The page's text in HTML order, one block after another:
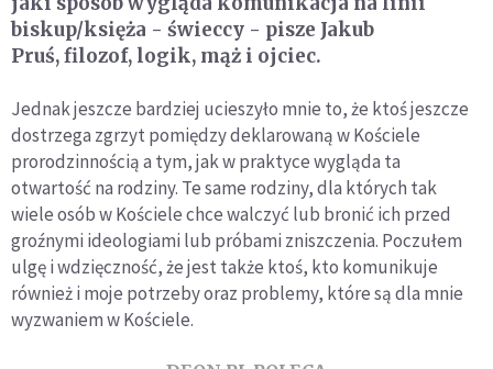
biskup/księża - świeccy - pisze Jakub
Pruś, filozof, logik, mąż i ojciec.
Jednak jeszcze bardziej ucieszyło mnie to, że ktoś jeszcze
dostrzega zgrzyt pomiędzy deklarowaną w Kościele
prorodzinnością a tym, jak w praktyce wygląda ta
otwartość na rodziny. Te same rodziny, dla których tak
wiele osób w Kościele chce walczyć lub bronić ich przed
groźnymi ideologiami lub próbami zniszczenia. Poczułem
ulgę i wdzięczność, że jest także ktoś, kto komunikuje
również i moje potrzeby oraz problemy, które są dla mnie
wyzwaniem w Kościele.